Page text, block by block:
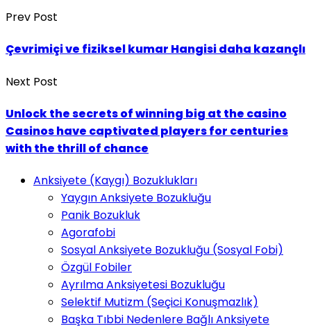
Prev Post
Çevrimiçi ve fiziksel kumar Hangisi daha kazançlı
Next Post
Unlock the secrets of winning big at the casino
Casinos have captivated players for centuries
with the thrill of chance
Anksiyete (Kaygı) Bozuklukları
Yaygın Anksiyete Bozukluğu
Panik Bozukluk
Agorafobi
Sosyal Anksiyete Bozukluğu (Sosyal Fobi)
Özgül Fobiler
Ayrılma Anksiyetesi Bozukluğu
Selektif Mutizm (Seçici Konuşmazlık)
Başka Tıbbi Nedenlere Bağlı Anksiyete